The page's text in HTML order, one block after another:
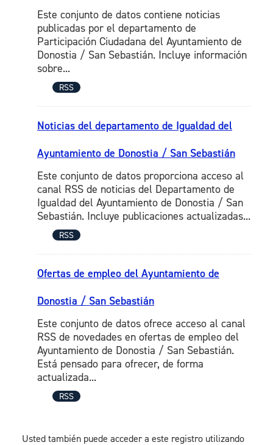
Este conjunto de datos contiene noticias
publicadas por el departamento de
Participación Ciudadana del Ayuntamiento de
Donostia / San Sebastián. Incluye información
sobre...
RSS
Noticias del departamento de Igualdad del
Ayuntamiento de Donostia / San Sebastián
Este conjunto de datos proporciona acceso al
canal RSS de noticias del Departamento de
Igualdad del Ayuntamiento de Donostia / San
Sebastián. Incluye publicaciones actualizadas...
RSS
Ofertas de empleo del Ayuntamiento de
Donostia / San Sebastián
Este conjunto de datos ofrece acceso al canal
RSS de novedades en ofertas de empleo del
Ayuntamiento de Donostia / San Sebastián.
Está pensado para ofrecer, de forma
actualizada...
RSS
Usted también puede acceder a este registro utilizando